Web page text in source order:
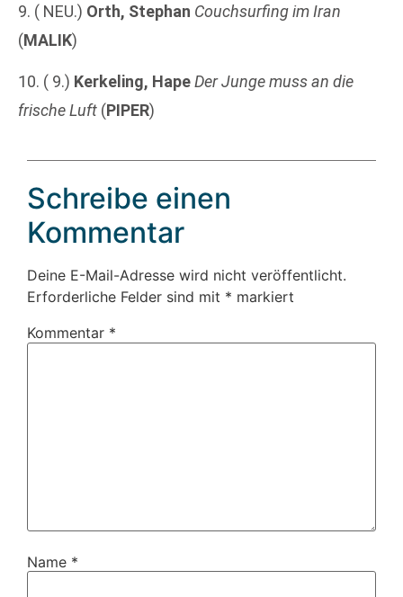
9. ( NEU.) Orth, Stephan Couchsurfing im Iran
(MALIK)
10. ( 9.) Kerkeling, HapeDer Junge muss an die
frische Luft (PIPER)
Schreibe einen
Kommentar
Deine E-Mail-Adresse wird nicht veröffentlicht.
Erforderliche Felder sind mit * markiert
Kommentar *
Name *